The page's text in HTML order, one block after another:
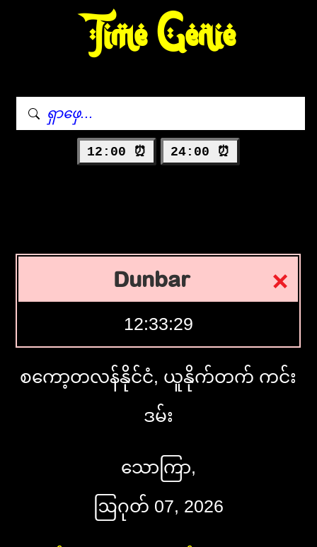
Time Genie
12:00 ⏰ 24:00 ⏰
Dunbar
12:33:30
စကော့တလန်နိုင်ငံ, ယူနိုက်တက် ကင်း
ဒမ်း
သောကြာ,
ဩဂုတ် 07, 2026